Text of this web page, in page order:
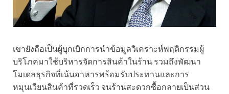
เขายังถือเป็นผู้บุกเบิกการนำข้อมูลวิเคราะห์พฤติกรรมผู้
บริโภคมาใช้บริหารจัดการสินค้าในร้าน รวมถึงพัฒนา
โมเดลธุรกิจที่เน้นอาหารพร้อมรับประทานและการ
หมุนเวียนสินค้าที่รวดเร็ว จนร้านสะดวกซื้อกลายเป็นส่วน